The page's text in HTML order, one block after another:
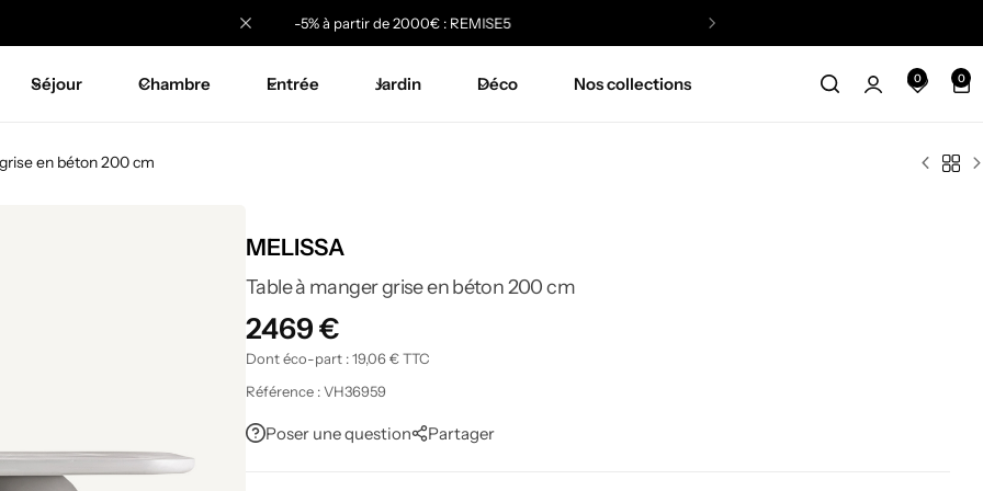
-5% à partir de 2000€ : REMISE5
Séjour Chambre Entrée Jardin Déco Nos collections 0 0
en béton 200 cm
MELISSA
Table à manger grise en béton 200 cm
2469€
Dont éco-part : 19,06 € TTC
Référence : VH36959
Poser une question Partager